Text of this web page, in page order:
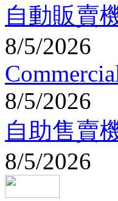
自動販賣
8/5/2026
8/5/2026
自助售賣
8/5/2026